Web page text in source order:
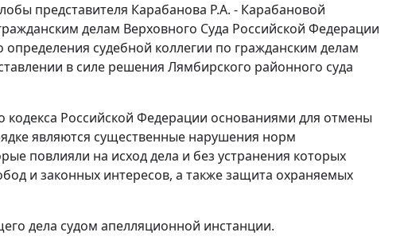
представителя Карабанова Р.А. - Карабановой
делам Верховного Суда Российской Федерации
судебной коллегии по гражданским делам
в силе решения Лямбирского районного суда
кодекса Российской Федерации основаниями для отмены
являются существенные нарушения норм
повлияли на исход дела и без устранения которых
и законных интересов, а также защита охраняемых
дела судом апелляционной инстанции.